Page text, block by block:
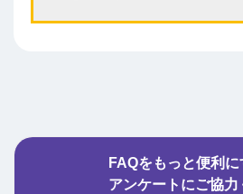
FAQをもっと便利
アンケートにご協力